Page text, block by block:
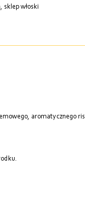
, sklep włoski
aromatycznego